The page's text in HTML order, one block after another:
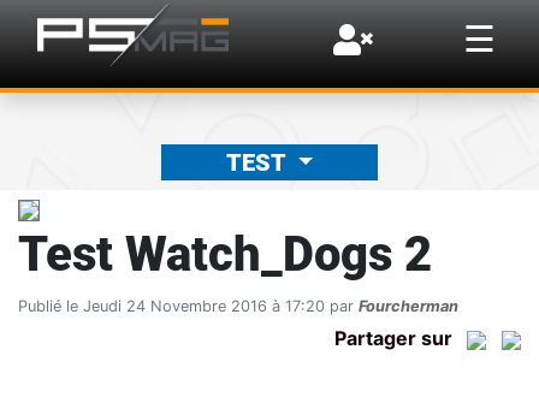
☰
×
TEST
Test Watch_Dogs 2
Publié le Jeudi 24 Novembre 2016 à 17:20 par Fourcherman
Partager sur